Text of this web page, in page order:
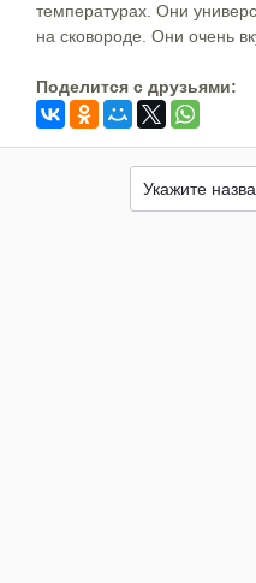
температурах. Они
на сковороде. Они очень
Поделится c друзьями: